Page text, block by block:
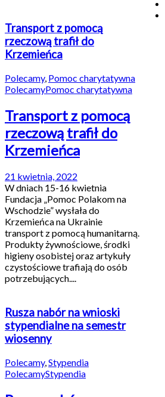
Transport z pomocą
rzeczową trafił do
Krzemieńca
Polecamy, Pomoc charytatywna
PolecamyPomoc charytatywna
Transport z pomocą
rzeczową trafił do
Krzemieńca
21 kwietnia, 2022
W dniach 15-16 kwietnia
Fundacja „Pomoc Polakom na
Wschodzie” wysłała do
Krzemieńca na Ukrainie
transport z pomocą humanitarną.
Produkty żywnościowe, środki
higieny osobistej oraz artykuły
czystościowe trafiają do osób
potrzebujących....
Rusza nabór na wnioski
stypendialne na semestr
wiosenny
Polecamy,Stypendia
PolecamyStypendia